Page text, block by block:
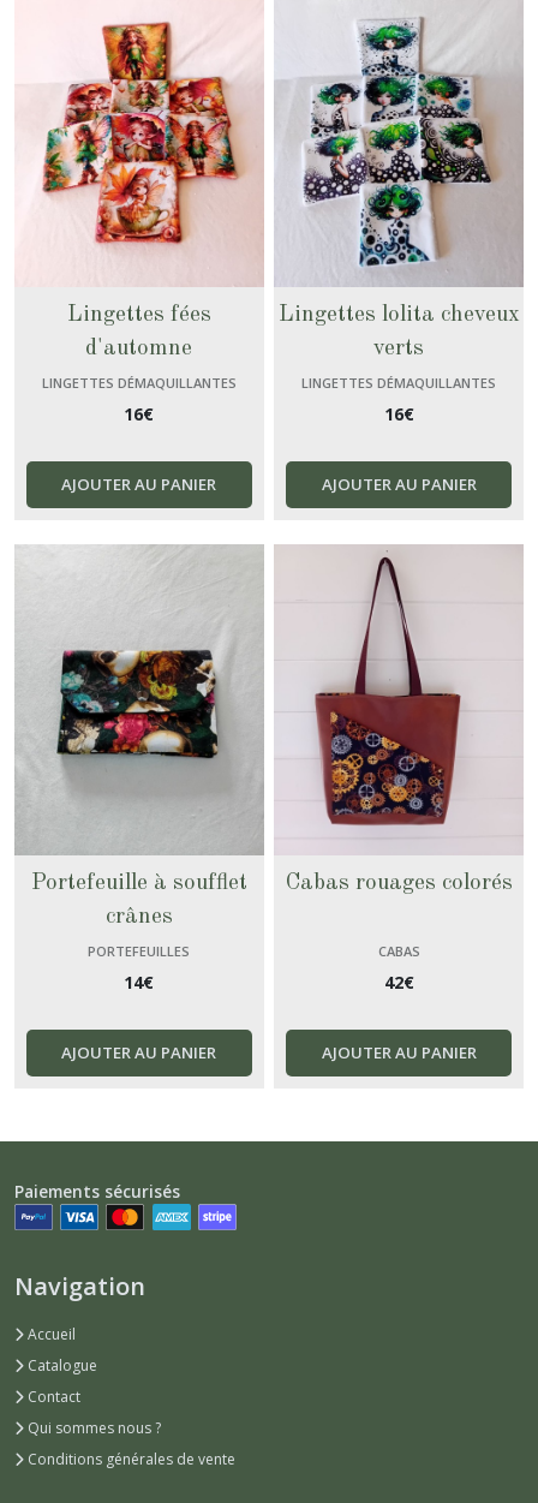
Lingettes fées
d'automne
LINGETTES DÉMAQUILLANTES
16€
AJOUTER AU PANIER
Lingettes lolita cheveux
verts
LINGETTES DÉMAQUILLANTES
16€
AJOUTER AU PANIER
Portefeuille à soufflet
crânes
PORTEFEUILLES
14€
AJOUTER AU PANIER
Cabas rouages colorés
CABAS
42€
AJOUTER AU PANIER
Paiements sécurisés
Navigation
Accueil
Catalogue
Contact
Qui sommes nous ?
Conditions générales de vente